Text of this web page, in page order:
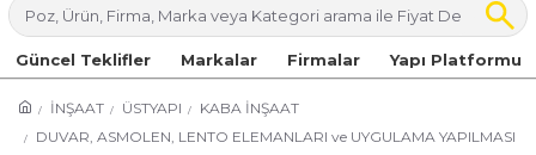
Güncel Teklifler Markalar Firmalar Yapı Platformu
İNŞAAT ÜSTYAPI
KABA İNŞAAT
DUVAR, ASMOLEN, LENTO ELEMANLARI ve UYGULAMA YAPILMASI